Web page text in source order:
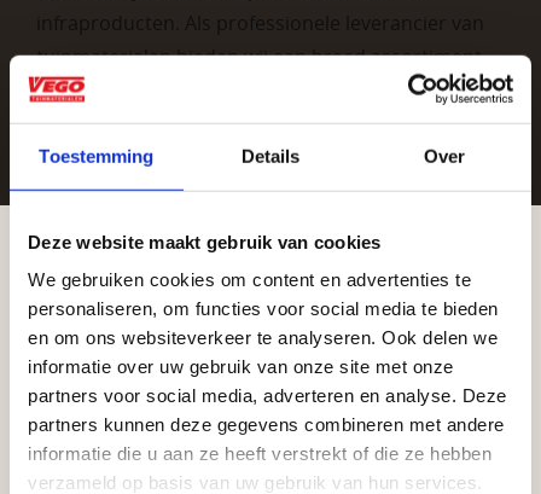
Toestemming Details Over
Deze website maakt gebruik van cookies
We gebruiken cookies om content en advertenties te
personaliseren, om functies voor social media te bieden
en om ons websiteverkeer te analyseren. Ook delen we
informatie over uw gebruik van onze site met onze
partners voor social media, adverteren en analyse. Deze
partners kunnen deze gegevens combineren met andere
informatie die u aan ze heeft verstrekt of die ze hebben
verzameld op basis van uw gebruik van hun services.
infraproducten. Als professionele leverancier van
tuinmaterialen bieden wij een breed assortiment
aan producten van topkwaliteit. Lees meer over de
zakelijke mogelijkheden.
Vrijblijvend advies?
Geen probleem, wij hebben alles voor uw
Aangepaste openingstijden tijdens de
vakantieperiode
Waardenburg en Vego Dordrecht hanteren tijdens
de vakantieperiode aangepaste openingstijden op
zaterdag. Bekijk de vestigingspagina voor de